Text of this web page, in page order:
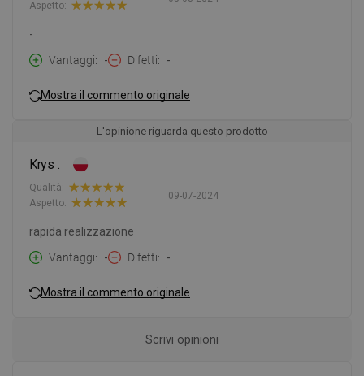
Aspetto:
-
Vantaggi
- Difetti -
Mostra il commento originale
L'opinione riguarda questo prodotto
Krys .
09-07-2024
Qualità:
Aspetto:
rapida realizzazione
Vantaggi
- Difetti -
Mostra il commento originale
Scrivi opinioni